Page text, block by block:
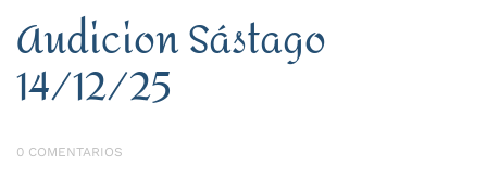
Audicion Sástago
14/12/25
0 COMENTARIOS